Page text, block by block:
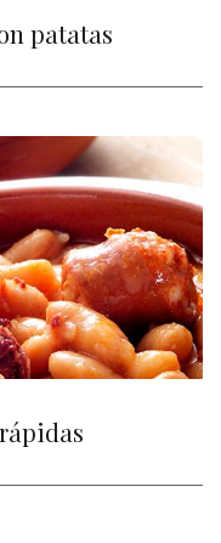
patatas